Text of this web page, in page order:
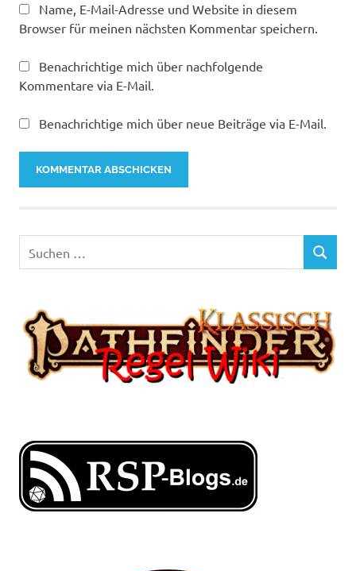
Name, E-Mail-Adresse und Website in diesem
Browser für meinen nächsten Kommentar speichern.
Benachrichtige mich über nachfolgende
Kommentare via E-Mail.
Benachrichtige mich über neue Beiträge via E-Mail.
nach:
SUCHEN